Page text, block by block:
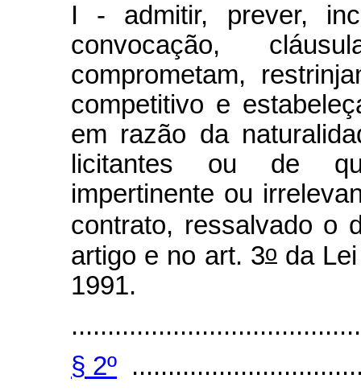
I - admitir, prever,
convocação,
comprometam,
competitivo e
em razão da
licitantes ou de
impertinente ou
contrato, ressalvado o
artigo e no art. 3oda
1991.
§ 2º